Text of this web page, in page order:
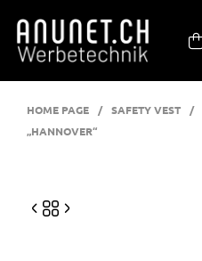
HOME PAGE / SAFETY VEST /
„HANNOVER“